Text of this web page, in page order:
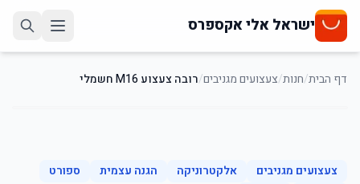
ישראל אלי אקספרס
דף הבית/חנות/צעצועים מגניבים/רובה צעצוע M16 חשמלי
צעצועים מגניבים
אלקטרוניקה הגנה עצמית
ספורט